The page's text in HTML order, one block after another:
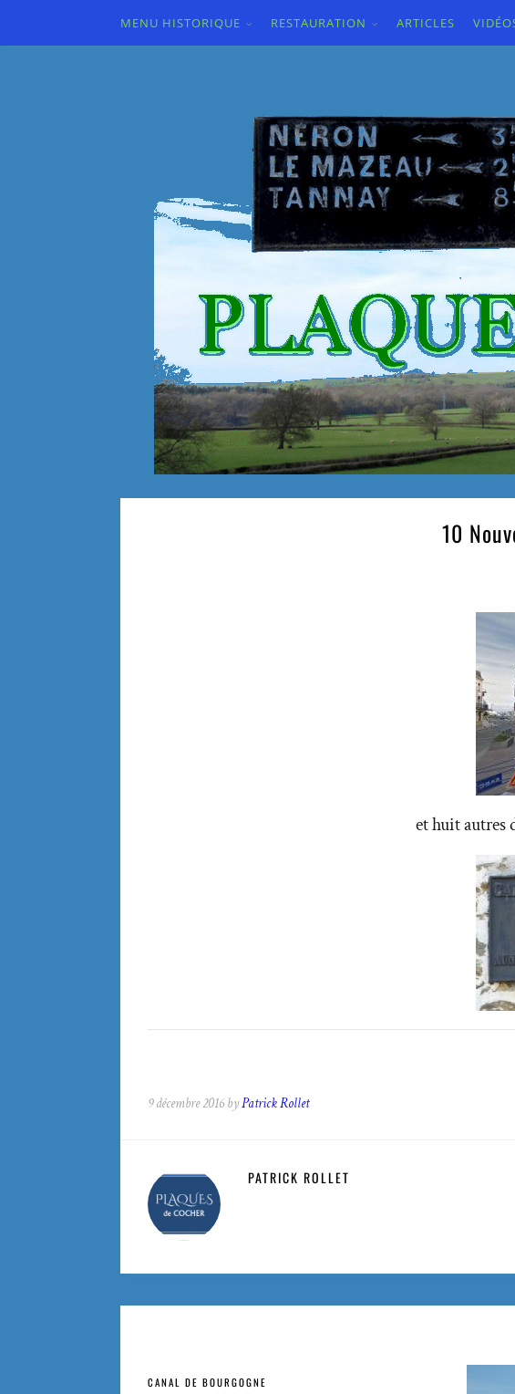
MENU HISTORIQUE RESTAURATION ARTICLES
10
et huit autres
9 décembre 2016 byPatrick Rollet
PATRICK ROLLET
CANAL DE BOURGOGNE